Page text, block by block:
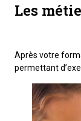
Les
Après votre
permettant